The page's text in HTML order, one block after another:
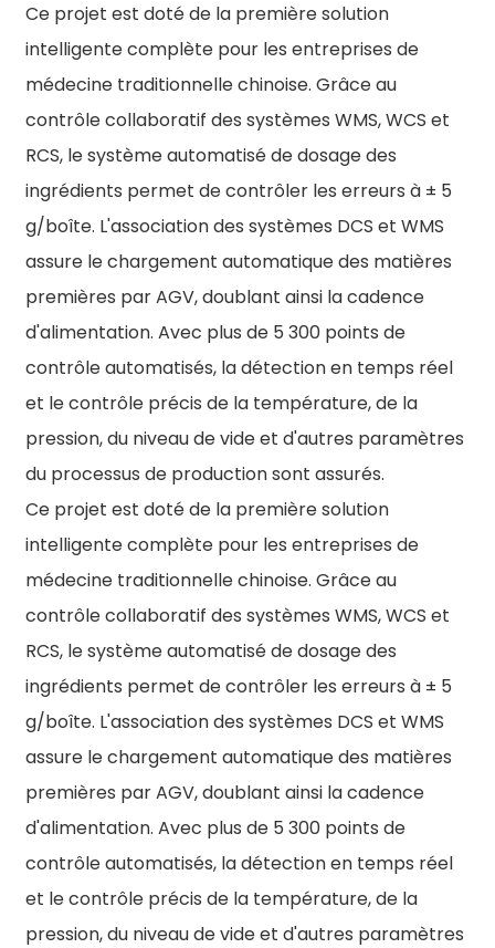
Ce projet est doté de la première solution
intelligente complète pour les entreprises de
médecine traditionnelle chinoise. Grâce au
contrôle collaboratif des systèmes WMS, WCS et
RCS, le système automatisé de dosage des
ingrédients permet de contrôler les erreurs à ± 5
g/boîte. L'association des systèmes DCS et WMS
assure le chargement automatique des matières
premières par AGV, doublant ainsi la cadence
d'alimentation. Avec plus de 5 300 points de
contrôle automatisés, la détection en temps réel
et le contrôle précis de la température, de la
pression, du niveau de vide et d'autres paramètres
du processus de production sont assurés.
Ce projet est doté de la première solution
intelligente complète pour les entreprises de
médecine traditionnelle chinoise. Grâce au
contrôle collaboratif des systèmes WMS, WCS et
RCS, le système automatisé de dosage des
ingrédients permet de contrôler les erreurs à ± 5
g/boîte. L'association des systèmes DCS et WMS
assure le chargement automatique des matières
premières par AGV, doublant ainsi la cadence
d'alimentation. Avec plus de 5 300 points de
contrôle automatisés, la détection en temps réel
et le contrôle précis de la température, de la
pression, du niveau de vide et d'autres paramètres